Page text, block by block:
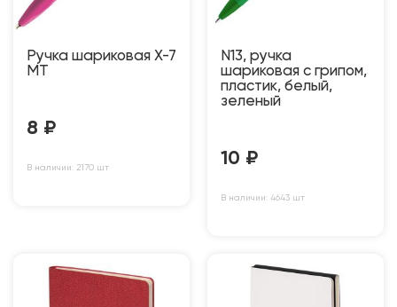
Ручка шариковая X-7
MT
8 ₽
В наличии: 2170 шт
N13, ручка
шариковая с грипом,
пластик, белый,
зеленый
10 ₽
В наличии: 4643 шт